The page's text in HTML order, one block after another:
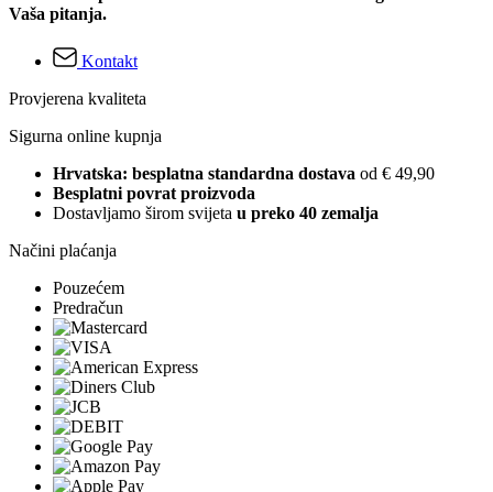
Vaša pitanja.
Kontakt
Provjerena kvaliteta
Sigurna online kupnja
Hrvatska: besplatna standardna dostava od € 49,90
Besplatni povrat proizvoda
Dostavljamo širom svijeta u preko 40 zemalja
Načini plaćanja
Pouzećem
Predračun